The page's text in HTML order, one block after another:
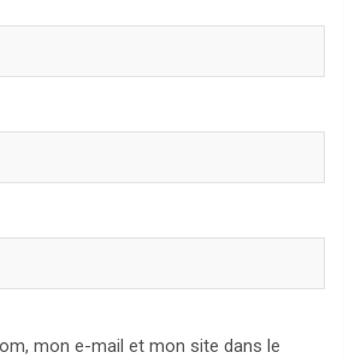
mon e-mail et mon site dans le